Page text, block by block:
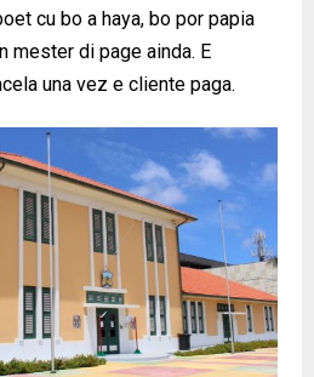
cu bo a haya, bo por papia
mester di page ainda. E
una vez e cliente paga.